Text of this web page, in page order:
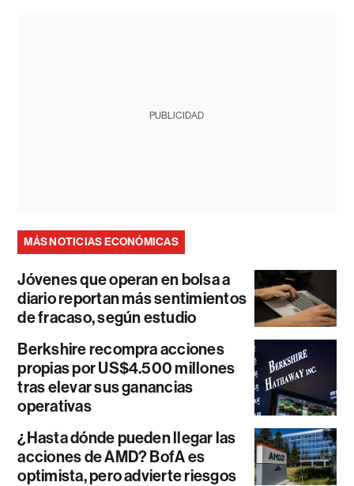
PUBLICIDAD
MÁS NOTICIAS ECONÓMICAS
Jóvenes que operan en bolsa a
diario reportan más sentimientos
de fracaso, según estudio
Berkshire recompra acciones
propias por US$4.500 millones
tras elevar sus ganancias
operativas
¿Hasta dónde pueden llegar las
acciones de AMD? BofA es
optimista, pero advierte riesgos